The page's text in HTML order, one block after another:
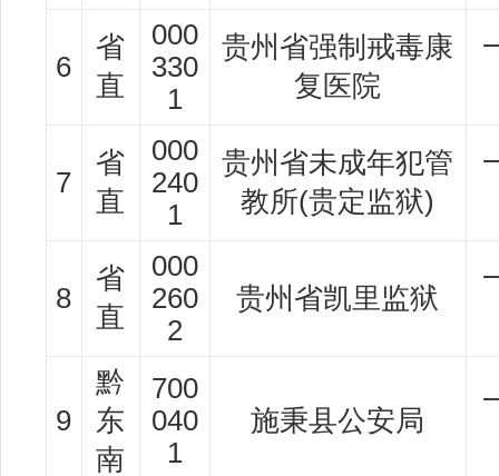
6
省
直
000
330
1
贵州省强制戒毒康
复医院
7
省
直
000
240
1
贵州省未成年犯管
教所(贵定监狱)
8
省
直
000
260
2
贵州省凯里监狱
9
黔
东
南
700
040
1
施秉县公安局